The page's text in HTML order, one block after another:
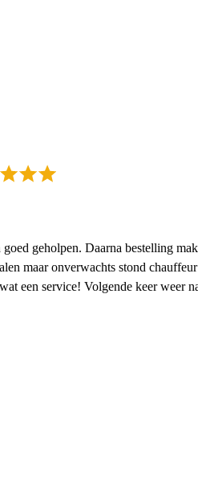
geholpen. Daarna bestelling
maar onverwachts stond
een service! Volgende keer weer